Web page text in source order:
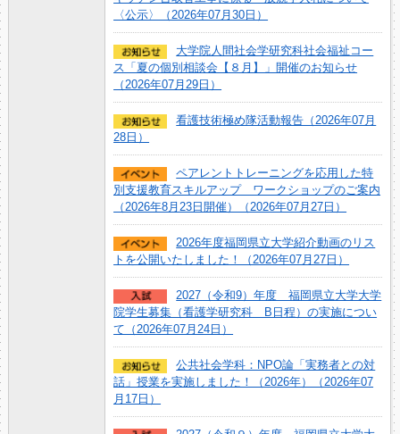
〈公示〉（2026年07月30日）
大学院人間社会学研究科社会福祉コー
ス「夏の個別相談会【８月】」開催のお知らせ
（2026年07月29日）
看護技術極め隊活動報告（2026年07月
28日）
ペアレントトレーニングを応用した特
別支援教育スキルアップ ワークショップのご案内
（2026年8月23日開催）（2026年07月27日）
2026年度福岡県立大学紹介動画のリス
トを公開いたしました！（2026年07月27日）
2027（令和9）年度 福岡県立大学大学
院学生募集（看護学研究科 B日程）の実施につい
て（2026年07月24日）
公共社会学科：NPO論「実務者との対
話」授業を実施しました！（2026年）（2026年07
月17日）